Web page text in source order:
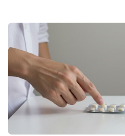
⚡ バルデナエイト：即効
🚀 15分〜30分
で効果実
💰
10錠 1,770円〜
効果持続 3〜5時間 で自
🌟
バルデナフィル 10mg/